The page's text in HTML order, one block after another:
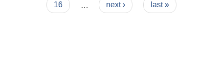
16
next › last »